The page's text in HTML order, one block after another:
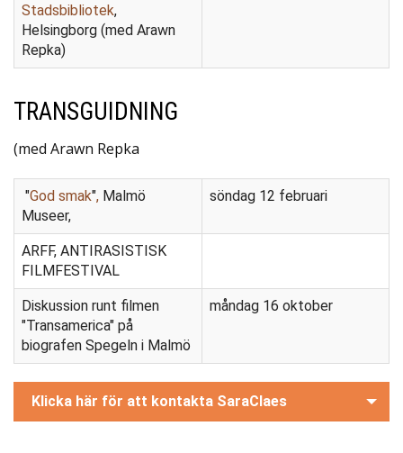
Stadsbibliotek,
Helsingborg (med Arawn
Repka)
TRANSGUIDNING
(med Arawn Repka
"God smak", Malmö
Museer,
söndag 12 februari
ARFF, ANTIRASISTISK
FILMFESTIVAL
Diskussion runt filmen
"Transamerica" på
biografen Spegeln i Malmö
måndag 16 oktober
Klicka här för att kontakta SaraClaes